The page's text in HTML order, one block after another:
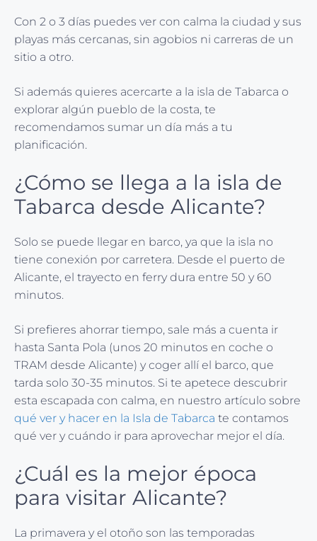
Con 2 o 3 días puedes ver con calma la ciudad y sus
playas más cercanas, sin agobios ni carreras de un
sitio a otro.
Si además quieres acercarte a la isla de Tabarca o
explorar algún pueblo de la costa, te
recomendamos sumar un día más a tu
planificación.
¿Cómo se llega a la isla de
Tabarca desde Alicante?
Solo se puede llegar en barco, ya que la isla no
tiene conexión por carretera. Desde el puerto de
Alicante, el trayecto en ferry dura entre 50 y 60
minutos.
Si prefieres ahorrar tiempo, sale más a cuenta ir
hasta Santa Pola (unos 20 minutos en coche o
TRAM desde Alicante) y coger allí el barco, que
tarda solo 30-35 minutos. Si te apetece descubrir
esta escapada con calma, en nuestro artículo sobre
qué ver y hacer en la Isla de Tabarca te contamos
qué ver y cuándo ir para aprovechar mejor el día.
¿Cuál es la mejor época
para visitar Alicante?
La primavera y el otoño son las temporadas